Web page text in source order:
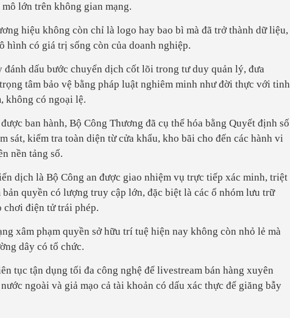
lớn trên không gian mạng.
hiệu không còn chỉ là logo hay bao bì mà đã trở thành dữ liệu,
hình có giá trị sống còn của doanh nghiệp.
đánh dấu bước chuyển dịch cốt lõi trong tư duy quản lý, đưa
tâm bảo vệ bằng pháp luật nghiêm minh như đời thực với tinh
không có ngoại lệ.
ban hành, Bộ Công Thương đã cụ thể hóa bằng Quyết định số
sát, kiểm tra toàn diện từ cửa khẩu, kho bãi cho đến các hành vi
nền tảng số.
dịch là Bộ Công an được giao nhiệm vụ trực tiếp xác minh, triệt
quyền có lượng truy cập lớn, đặc biệt là các ổ nhóm lưu trữ
chơi điện tử trái phép.
xâm phạm quyền sở hữu trí tuệ hiện nay không còn nhỏ lẻ mà
dây có tổ chức.
tục tận dụng tối đa công nghệ để livestream bán hàng xuyên
ngoài và giả mạo cả tài khoản có dấu xác thực để giăng bẫy